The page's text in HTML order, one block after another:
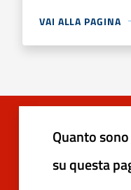
VAI ALLA PAGINA
Quanto
su questa